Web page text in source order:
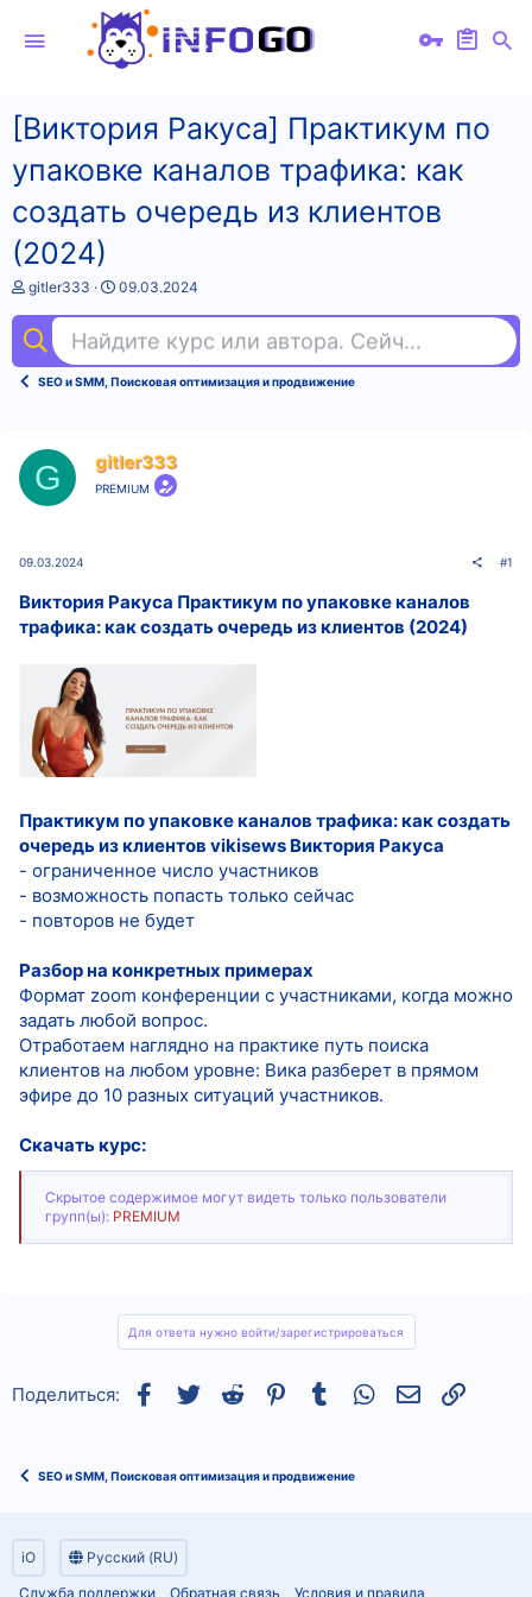
[Виктория Ракуса] Практикум по
упаковке каналов трафика: как
создать очередь из клиентов
(2024)
А
т
о
т
gitler333
Д
а
н
а
а
09.03.2024
Найдите курс или автора. Сейчас ищут
SEO и SMM, Поисковая оптимизация и продвижение
G gitler333
PREMIUM
09.03.2024 #1
Виктория Ракуса Практикум по упаковке каналов
трафика: как создать очередь из клиентов (2024)
Практикум по упаковке каналов трафика: как создать
очередь из клиентов vikisews Виктория Ракуса
- ограниченное число участников
- возможность попасть только сейчас
- повторов не будет
Разбор на конкретных примерах
Формат zoom конференции с участниками, когда можно
задать любой вопрос.
Отработаем наглядно на практике путь поиска
клиентов на любом уровне: Вика разберет в прямом
эфире до 10 разных ситуаций участников.
Скачать курс:
Скрытое содержимое могут видеть только пользователи
групп(ы): PREMIUM
Для ответа нужно войти/зарегистрироваться
Поделиться: Facebook
TwitterReddit Pinterest
Tumblr WhatsAppСсылка
SEO и SMM, Поисковая оптимизация и продвижение
iO
Русский (RU)
Служба поддержки
Обратная связь Условия и правила